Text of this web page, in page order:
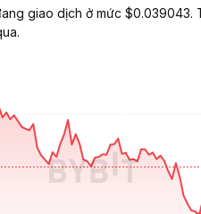
giao dịch ở mức